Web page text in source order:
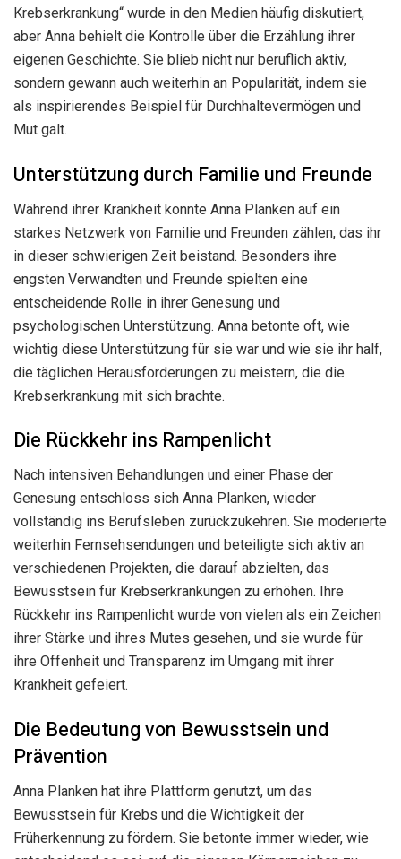
Krebserkrankung“ wurde in den Medien häufig diskutiert,
aber Anna behielt die Kontrolle über die Erzählung ihrer
eigenen Geschichte. Sie blieb nicht nur beruflich aktiv,
sondern gewann auch weiterhin an Popularität, indem sie
als inspirierendes Beispiel für Durchhaltevermögen und
Mut galt.
Unterstützung durch Familie und Freunde
Während ihrer Krankheit konnte Anna Planken auf ein
starkes Netzwerk von Familie und Freunden zählen, das ihr
in dieser schwierigen Zeit beistand. Besonders ihre
engsten Verwandten und Freunde spielten eine
entscheidende Rolle in ihrer Genesung und
psychologischen Unterstützung. Anna betonte oft, wie
wichtig diese Unterstützung für sie war und wie sie ihr half,
die täglichen Herausforderungen zu meistern, die die
Krebserkrankung mit sich brachte.
Die Rückkehr ins Rampenlicht
Nach intensiven Behandlungen und einer Phase der
Genesung entschloss sich Anna Planken, wieder
vollständig ins Berufsleben zurückzukehren. Sie moderierte
weiterhin Fernsehsendungen und beteiligte sich aktiv an
verschiedenen Projekten, die darauf abzielten, das
Bewusstsein für Krebserkrankungen zu erhöhen. Ihre
Rückkehr ins Rampenlicht wurde von vielen als ein Zeichen
ihrer Stärke und ihres Mutes gesehen, und sie wurde für
ihre Offenheit und Transparenz im Umgang mit ihrer
Krankheit gefeiert.
Die Bedeutung von Bewusstsein und
Prävention
Anna Planken hat ihre Plattform genutzt, um das
Bewusstsein für Krebs und die Wichtigkeit der
Früherkennung zu fördern. Sie betonte immer wieder, wie